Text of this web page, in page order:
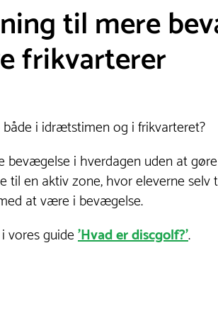
til mere
frikvarterer
i idrætstimen og i frikvarteret?
bevægelse i hverdagen uden at
til en aktiv zone, hvor eleverne selv
at være i bevægelse.
vores guide'Hvad er discgolf?'.